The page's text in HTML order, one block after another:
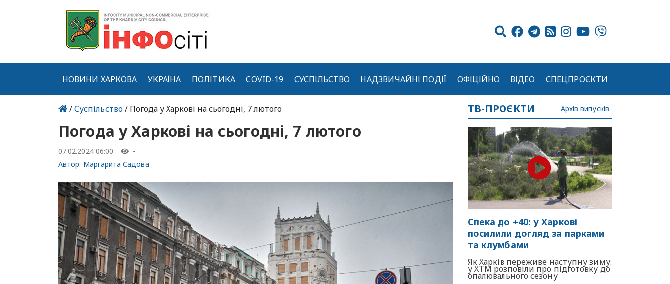
НОВИНИ ХАРКОВА УКРАЇНА ПОЛІТИКА COVID-19 СУСПІЛЬСТВО НАДЗВИЧАЙНІ ПОДІЇ ОФІЦІЙНО ВІДЕО СПЕЦПРОЄКТИ
/Суспільство/ Погода у Харкові на сьогодні, 7 лютого
Погода у Харкові на сьогодні, 7 лютого
07.02.2024 06:00
-
Автор: Маргарита Садова
ТВ-ПРОЄКТИ Архів випусків
Спека до +40: у Харкові
посилили догляд за парками
та клумбами
Як Харків переживе наступну зиму:
у ХТМ розповіли про підготовку до
опалювального сезону